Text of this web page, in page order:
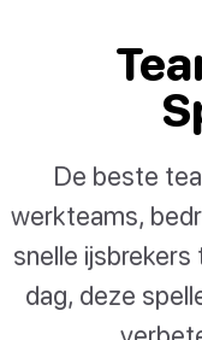
De beste
werkteams,
snelle
dag, deze